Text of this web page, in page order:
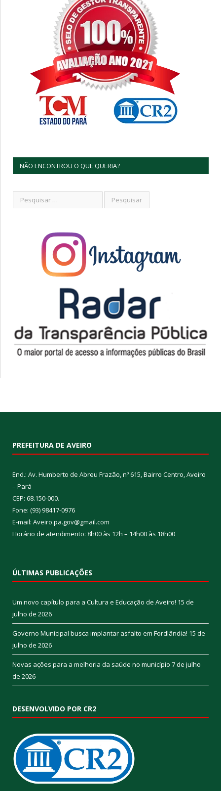
NÃO ENCONTROU O QUE QUERIA?
PREFEITURA DE AVEIRO
End.: Av. Humberto de Abreu Frazão, nº 615, Bairro Centro, Aveiro
– Pará
CEP: 68.150-000.
Fone: (93) 98417-0976
E-mail: Aveiro.pa.gov@gmail.com
Horário de atendimento: 8h00 às 12h – 14h00 às 18h00
ÚLTIMAS PUBLICAÇÕES
Um novo capítulo para a Cultura e Educação de Aveiro! 15 de
julho de 2026
Governo Municipal busca implantar asfalto em Fordlândia! 15 de
julho de 2026
Novas ações para a melhoria da saúde no município 7 de julho
de 2026
DESENVOLVIDO POR CR2